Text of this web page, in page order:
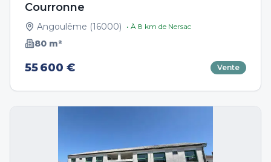
Courronne
Angoulême (16000) • À 8 km de Nersac
80 m²
55 600 € Vente